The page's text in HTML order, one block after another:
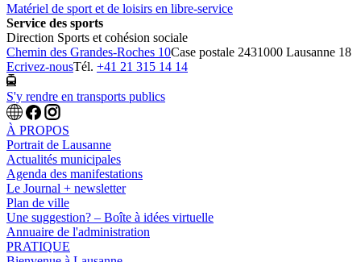
Matériel de sport et de loisirs en libre-service
Service des sports
Direction Sports et cohésion sociale
Chemin des Grandes-Roches 10Case postale 2431000 Lausanne 18
Ecrivez-nousTél. +41 21 315 14 14
S'y rendre en transports publics
À PROPOS
Portrait de Lausanne
Actualités municipales
Agenda des manifestations
Le Journal + newsletter
Plan de ville
Une suggestion? – Boîte à idées virtuelle
Annuaire de l'administration
PRATIQUE